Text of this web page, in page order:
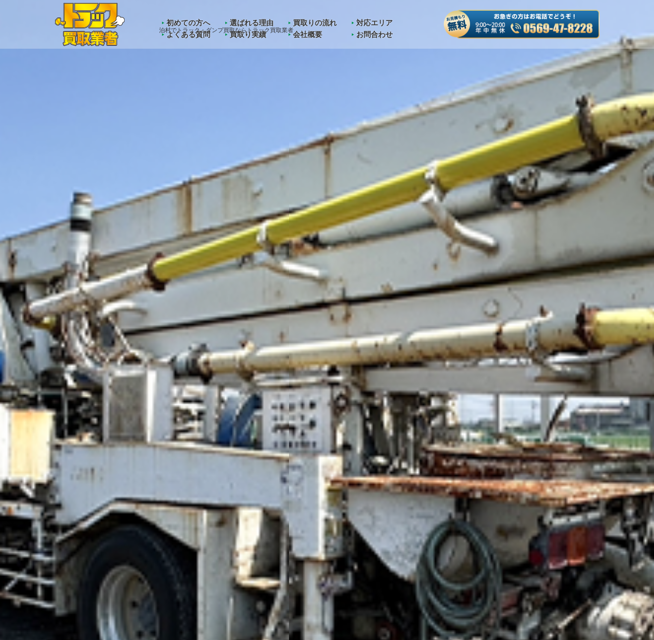
: Undefined array key "HTTP_ACCEPT_LANGUAGE" in /home/kawashoji/truck-kaitori.jp/public_html/wp-content/themes/truck-kaitori/header.phpon line50
泊村でトラック・ダンプ買取ならトラック買取業者
初めての方へ 選ばれる理由 買取りの流れ
対応エリア
よくある質問
買取り実績 会社概要 お問合わせ